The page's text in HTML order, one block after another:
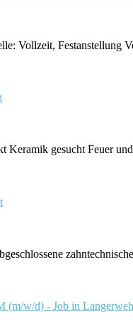
Vollzeit, Festanstellung
gesucht Feuer
(m/w/d) - Job in